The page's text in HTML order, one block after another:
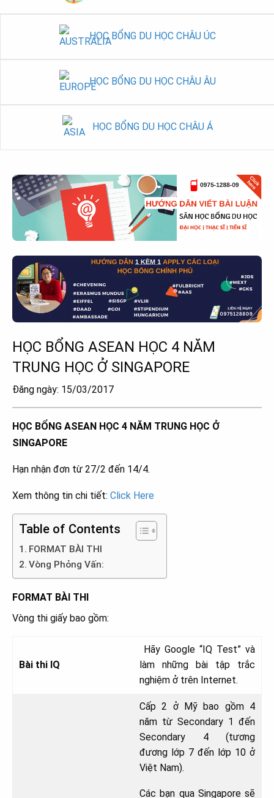
HỌC BỔNG DU HỌC CHÂU ÚC
HỌC BỔNG DU HỌC CHÂU ÂU
HỌC BỔNG DU HỌC CHÂU Á
HỌC BỔNG ASEAN HỌC 4 NĂM
TRUNG HỌC Ở SINGAPORE
Đăng ngày: 15/03/2017
HỌC BỔNG ASEAN HỌC 4 NĂM TRUNG HỌC Ở
SINGAPORE
Hạn nhận đơn từ 27/2 đến 14/4.
Xem thông tin chi tiết: Click Here
Table of Contents
FORMAT BÀI THI
Vòng Phỏng Vấn:
FORMAT BÀI THI
Vòng thi giấy bao gồm:
Bài thi IQ
Hãy Google “IQ Test” và
làm những bài tập trắc
nghiệm ở trên Internet.
Cấp 2 ở Mỹ bao gồm 4
năm từ Secondary 1 đến
Secondary 4 (tương
đương lớp 7 đến lớp 10 ở
Việt Nam).
Các bạn qua Singapore sẽ